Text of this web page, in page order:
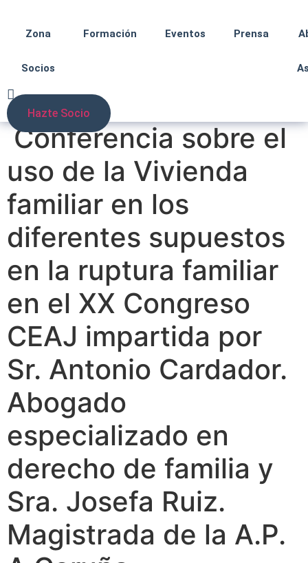
Zona
Socios
Formación Eventos Prensa
Hazte Socio
Conferencia sobre el
uso de la Vivienda
familiar en los
diferentes supuestos
en la ruptura familiar
en el XX Congreso
CEAJ impartida por
Sr. Antonio Cardador.
Abogado
especializado en
derecho de familia y
Sra. Josefa Ruiz.
Magistrada de la A.P.